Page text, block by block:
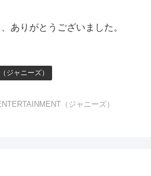
ありがとうございました。
ジャニーズ）
（ジャニーズ）